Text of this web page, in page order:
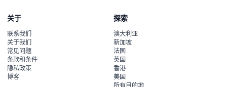
关于
联系我们
关于我们
常见问题
条款和条件
隐私政策
博客
探索
澳大利亚
新加坡
法国
英国
香港
美国
所有目的地